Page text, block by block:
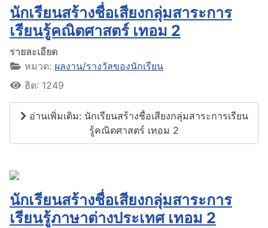
นักเรียนสร้างชื่อเสียงกลุ่มสาระการ
เรียนรู้คณิตศาสตร์ เทอม 2
รายละเอียด
หมวด: ผลงาน/รางวัลของนักเรียน
ฮิต: 1249
อ่านเพิ่มเติม: นักเรียนสร้างชื่อเสียงกลุ่มสาระการเรียน
รู้คณิตศาสตร์ เทอม 2
นักเรียนสร้างชื่อเสียงกลุ่มสาระการ
เรียนรู้ภาษาต่างประเทศ เทอม 2